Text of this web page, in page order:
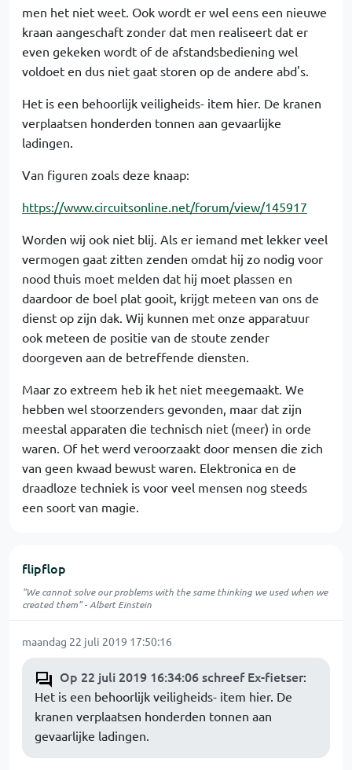
men het niet weet. Ook wordt er wel eens een nieuwe
kraan aangeschaft zonder dat men realiseert dat er
even gekeken wordt of de afstandsbediening wel
voldoet en dus niet gaat storen op de andere abd's.
Het is een behoorlijk veiligheids- item hier. De kranen
verplaatsen honderden tonnen aan gevaarlijke
ladingen.
Van figuren zoals deze knaap:
https://www.circuitsonline.net/forum/view/145917
Worden wij ook niet blij. Als er iemand met lekker veel
vermogen gaat zitten zenden omdat hij zo nodig voor
nood thuis moet melden dat hij moet plassen en
daardoor de boel plat gooit, krijgt meteen van ons de
dienst op zijn dak. Wij kunnen met onze apparatuur
ook meteen de positie van de stoute zender
doorgeven aan de betreffende diensten.
Maar zo extreem heb ik het niet meegemaakt. We
hebben wel stoorzenders gevonden, maar dat zijn
meestal apparaten die technisch niet (meer) in orde
waren. Of het werd veroorzaakt door mensen die zich
van geen kwaad bewust waren. Elektronica en de
draadloze techniek is voor veel mensen nog steeds
een soort van magie.
flipflop
"We cannot solve our problems with the same thinking we used when we
created them" - Albert Einstein
maandag 22 juli 2019 17:50:16
Op 22 juli 2019 16:34:06 schreef Ex-fietser:
Het is een behoorlijk veiligheids- item hier. De
kranen verplaatsen honderden tonnen aan
gevaarlijke ladingen.